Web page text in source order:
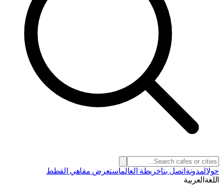
حولالمدونة اتصل بناخريطة العالماستعرض مقاهي القطط
اللغة العربية